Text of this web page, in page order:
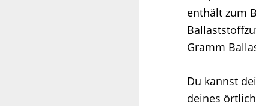
enthält zum
Gramm
Du kannst
deines